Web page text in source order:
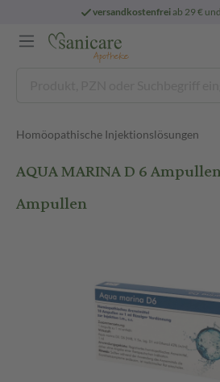
versandkostenfreiab 29 €
Homöopathische Injektionslösungen
AQUA MARINA D 6
Ampullen